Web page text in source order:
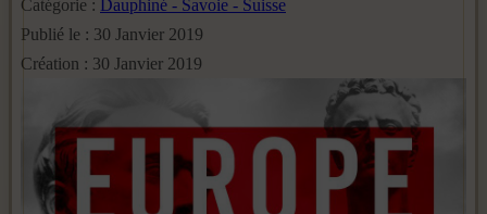
Catégorie : Dauphiné - Savoie - Suisse
Publié le : 30 Janvier 2019
Création : 30 Janvier 2019